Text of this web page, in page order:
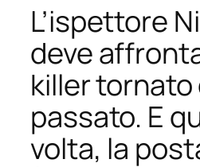
L’ispettore
deve
killer tornato
passato. E
volta, la